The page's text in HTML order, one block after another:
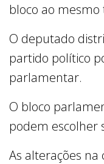
bloco ao mesmo
O deputado
partido político
parlamentar.
O bloco
podem escolher
As alterações na